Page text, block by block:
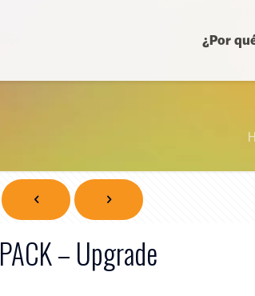
¿Por
PACK – Upgrade